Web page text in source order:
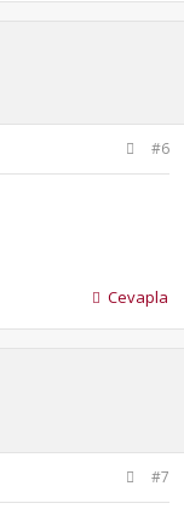
#6
Cevapla
#7